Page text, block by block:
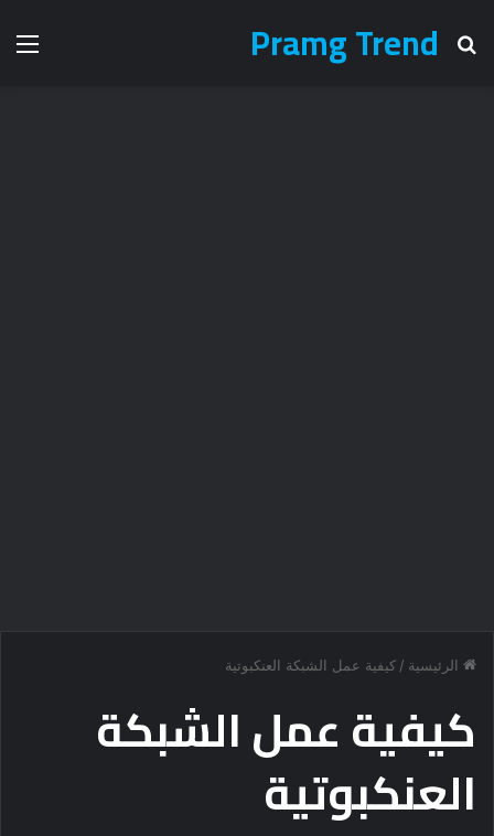
Pramg Trend
بحث عن
الرئيسية / كيفية عمل الشبكة العنكبوتية
كيفية عمل الشبكة
العنكبوتية